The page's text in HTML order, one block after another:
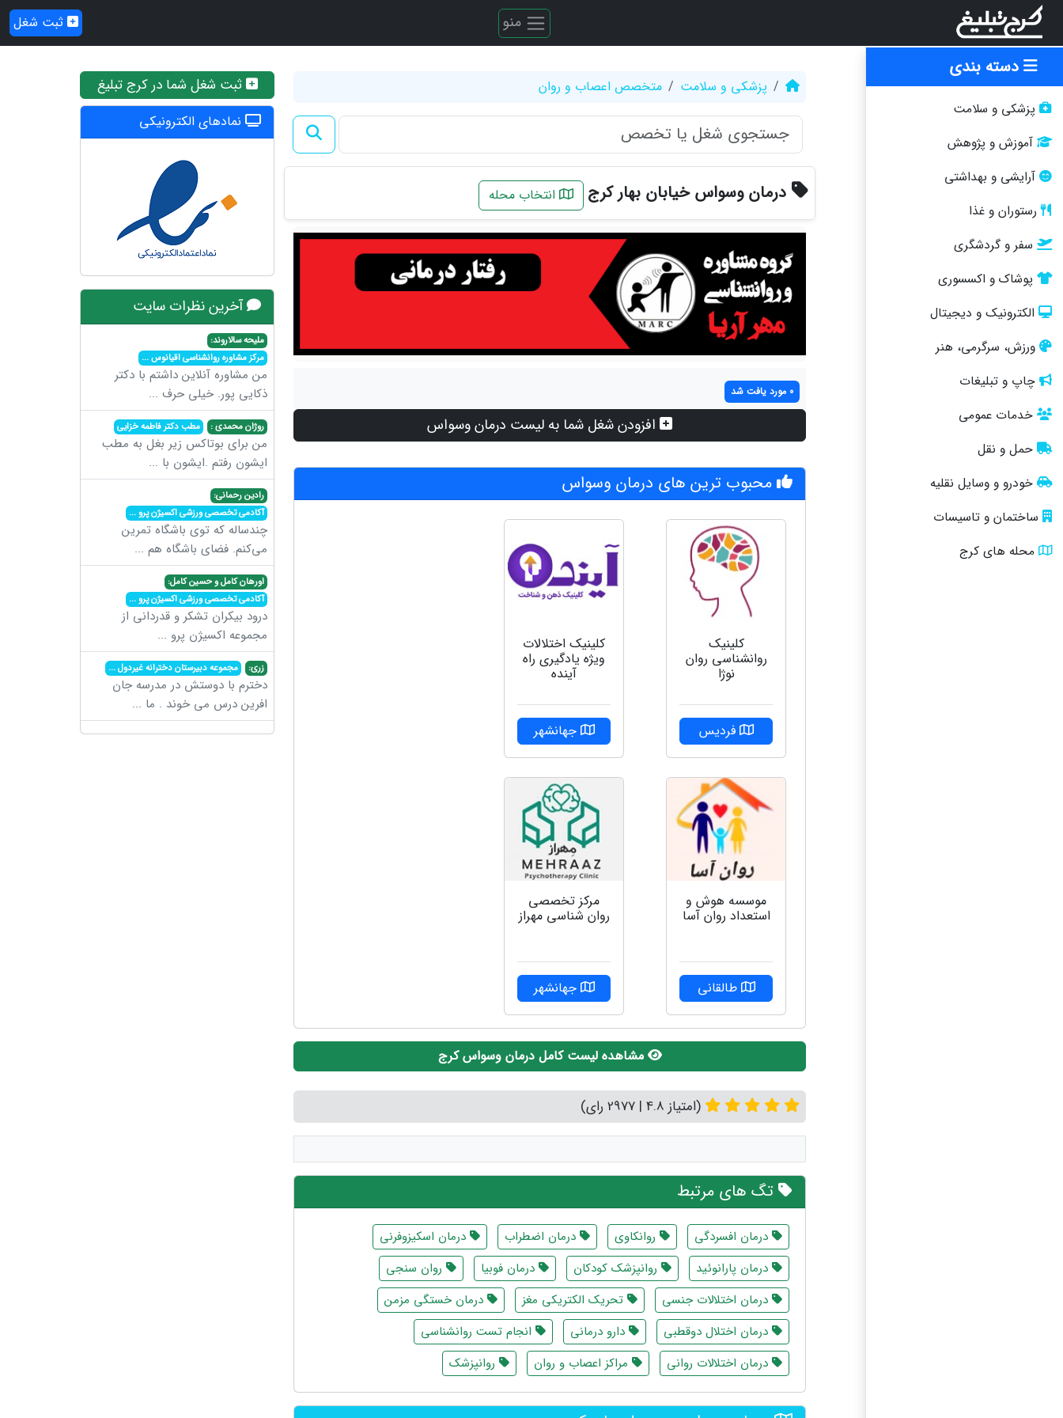
منو ثبت شغل
دسته بندی
پزشکی و سلامت
آموزش و پژوهش
آرایشی و بهداشتی
رستوران و غذا
سفر و گردشگری
پوشاک و اکسسوری
الکترونیک و دیجیتال
ورزش، سرگرمی، هنر
چاپ و تبلیغات
خدمات عمومی
حمل و نقل
خودرو و وسایل نقلیه
ساختمان و تاسیسات
محله های کرج
پزشکی و سلامت متخصص اعصاب و روان
درمان وسواس خیابان بهار کرج انتخاب محله
0 مورد یافت شد
افزودن شغل شما به لیست درمان وسواس
محبوب ترین های درمان وسواس
کلینیک
روانشناسی روان
نوژا
فردیس
کلینیک اختلالات
ویژه یادگیری راه
آینده
جهانشهر
موسسه هوش و
استعداد روان آسا
طالقانی
مرکز تخصصی
روان شناسی مهراز
جهانشهر
مشاهده لیست کامل درمان وسواس کرج
(امتیاز 4.8 | 2977 رای)
تگ های مرتبط
درمان افسردگی روانکاوی درمان اضطراب
درمان اسکیزوفرنی
درمان پارانوئید
روانپزشک کودکان درمان فوبیا
روان سنجی
درمان اختلالات جنسی
تحریک الکتریکی مغز
درمان خستگی مزمن
درمان اختلال دوقطبی
دارو درمانی
انجام تست روانشناسی
درمان اختلالات روانی
مراکز اعصاب و روان روانپزشک
ثبت شغل شما در کرج تبلیغ
نمادهای الکترونیکی
آخرین نظرات سایت
ملیحه سالاروند:
مرکز مشاوره روانشناسی اقیانوس...
من مشاوره آنلاین داشتم با دکتر
ذکایی پور. خیلی حرف ...
روژان محمدی : مطب دکتر فاطمه خزایی
من برای بوتاکس زیر بغل به مطب
ایشون رفتم .ایشون با ...
رادین رحمانی:
آکادمی تخصصی ورزشی اکسیژن پرو...
چندساله که توی باشگاه تمرین
می‌کنم. فضای باشگاه هم ...
اورهان کامل و حسین کامل:
آکادمی تخصصی ورزشی اکسیژن پرو...
درود بیکران تشکر و قدردانی از
مجموعه اکسیژن پرو ...
زری: مجموعه دبیرستان دخترانه غیردول...
دخترم با دوستش در مدرسه جان
افرین درس می خوند . ما ...